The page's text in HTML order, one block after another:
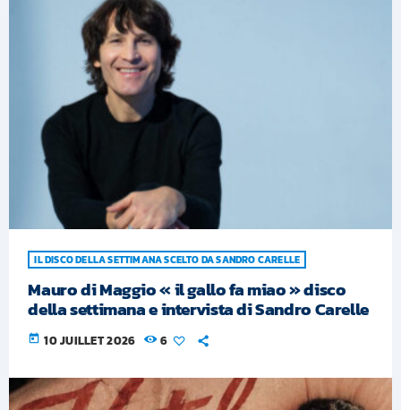
IL DISCO DELLA SETTIMANA SCELTO DA SANDRO CARELLE
Mauro di Maggio « il gallo fa miao » disco
della settimana e intervista di Sandro Carelle
today 10 JUILLET 2026 6